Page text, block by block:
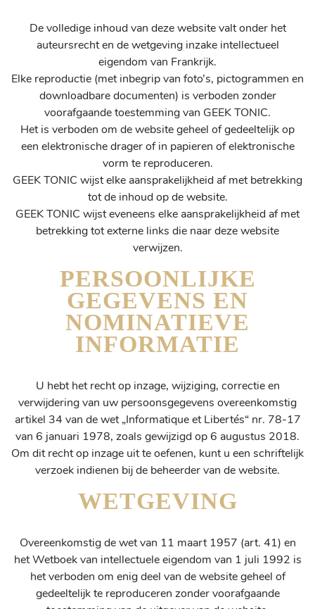
De volledige inhoud van deze website valt onder het
auteursrecht en de wetgeving inzake intellectueel
eigendom van Frankrijk.
Elke reproductie (met inbegrip van foto’s, pictogrammen en
downloadbare documenten) is verboden zonder
voorafgaande toestemming van GEEK TONIC.
Het is verboden om de website geheel of gedeeltelijk op
een elektronische drager of in papieren of elektronische
vorm te reproduceren.
GEEK TONIC wijst elke aansprakelijkheid af met betrekking
tot de inhoud op de website.
GEEK TONIC wijst eveneens elke aansprakelijkheid af met
betrekking tot externe links die naar deze website
verwijzen.
PERSOONLIJKE
GEGEVENS EN
NOMINATIEVE
INFORMATIE
U hebt het recht op inzage, wijziging, correctie en
verwijdering van uw persoonsgegevens overeenkomstig
artikel 34 van de wet „Informatique et Libertés“ nr. 78-17
van 6 januari 1978, zoals gewijzigd op 6 augustus 2018.
Om dit recht op inzage uit te oefenen, kunt u een schriftelijk
verzoek indienen bij de beheerder van de website.
WETGEVING
Overeenkomstig de wet van 11 maart 1957 (art. 41) en
het Wetboek van intellectuele eigendom van 1 juli 1992 is
het verboden om enig deel van de website geheel of
gedeeltelijk te reproduceren zonder voorafgaande